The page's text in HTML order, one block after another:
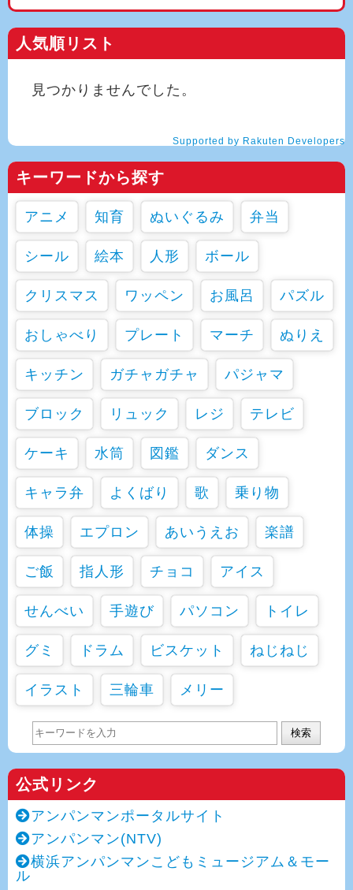
人気順リスト
見つかりませんでした。
Supported by Rakuten Developers
キーワードから探す
アニメ 知育 ぬいぐるみ 弁当
シール 絵本 人形 ボール
クリスマス ワッペン お風呂 パズル
おしゃべり プレート マーチ ぬりえ
キッチン ガチャガチャ パジャマ
ブロック リュック レジ テレビ
ケーキ 水筒 図鑑 ダンス
キャラ弁 よくばり 歌 乗り物
体操 エプロン あいうえお 楽譜
ご飯 指人形 チョコ アイス
せんべい 手遊び パソコン トイレ
グミ ドラム ビスケット ねじねじ
イラスト 三輪車 メリー
検索
公式リンク
アンパンマンポータルサイト
アンパンマン(NTV)
横浜アンパンマンこどもミュージアム＆モー
ル